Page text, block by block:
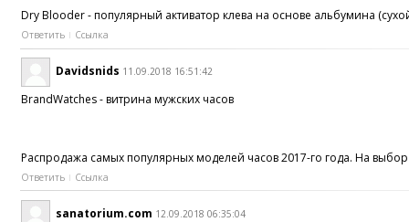
Dry Blooder - популярный активатор клева на основе альбумина
Ответить Ссылка
Davidsnids 11.09.2018 16:51:42
BrandWatches - витрина мужских часов
Распродажа самых популярных моделей часов 2017-го года. На
Ответить Ссылка
sanatorium.com 12.09.2018 06:35:04